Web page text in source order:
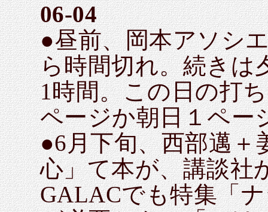
06-04
●昼前、岡本アソシ
ら時間切れ。続きは
1時間。この日の打
ページか朝日１ペー
●6月下旬、西部邁＋
心」て本が、講談社
GALACでも特集「